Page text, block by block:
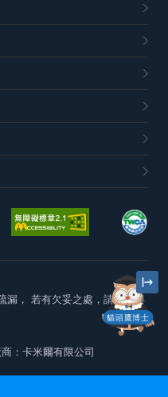
貓頭鷹博士
漏， 若有欠妥之處，請隨時與
商：卡米爾有限公司